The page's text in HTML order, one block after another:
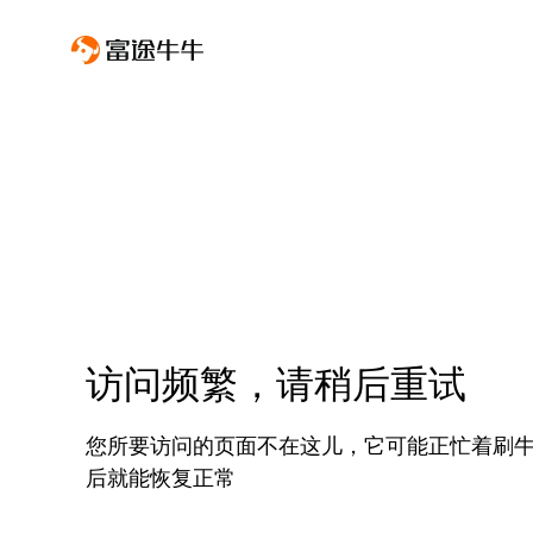
访问频繁，请稍后重试
您所要访问的页面不在这儿，它可能正忙着刷
后就能恢复正常